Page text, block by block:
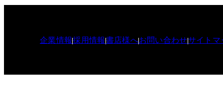
企業情報採用情報書店様へお問い合わせサイトマ